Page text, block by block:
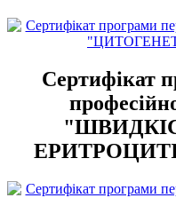
Сертифікат